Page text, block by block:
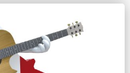
эту дату на флоре...